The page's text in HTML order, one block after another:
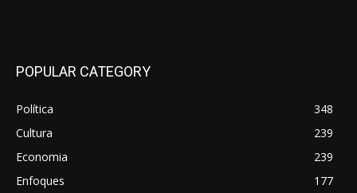
POPULAR CATEGORY
Política
348
Cultura
239
Economia
239
Enfoques
177